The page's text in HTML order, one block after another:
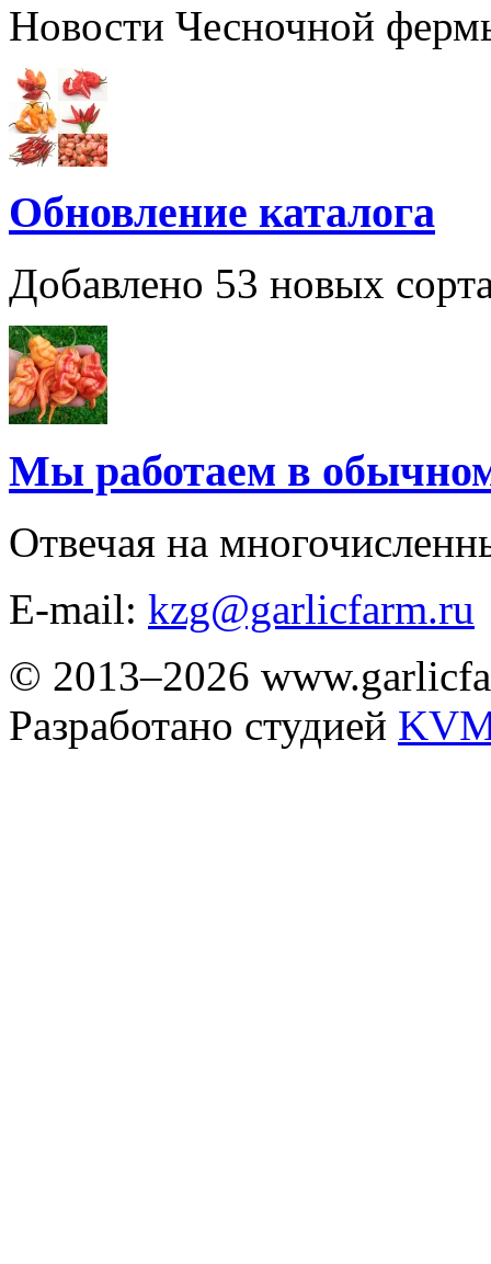
Новости Чесночной
Обновление каталога
Добавлено 53 новых
Мы работаем в
Отвечая на
E-mail: kzg@garlicfarm.ru
© 2013–2026
Разработано студией